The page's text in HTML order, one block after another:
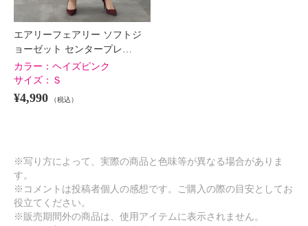
エアリーフェアリー ソフトジ
ョーゼット センタープレ…
カラー： ヘイズピンク
サイズ： Ｓ
¥4,990 （税込）
※写り方によって、実際の商品と色味等が異なる場合がありま
す。
※コメントは投稿者個人の感想です。ご購入の際の目安としてお
役立てください。
※販売期間外の商品は、使用アイテムに表示されません。